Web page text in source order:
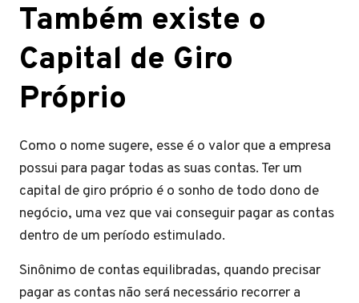
Também existe o
Capital de Giro
Próprio
Como o nome sugere, esse é o valor que a empresa
possui para pagar todas as suas contas. Ter um
capital de giro próprio é o sonho de todo dono de
negócio, uma vez que vai conseguir pagar as contas
dentro de um período estimulado.
Sinônimo de contas equilibradas, quando precisar
pagar as contas não será necessário recorrer a